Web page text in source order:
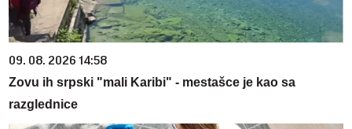
09. 08. 2026 14:58
Zovu ih srpski "mali Karibi" - mestašce je kao sa
razglednice